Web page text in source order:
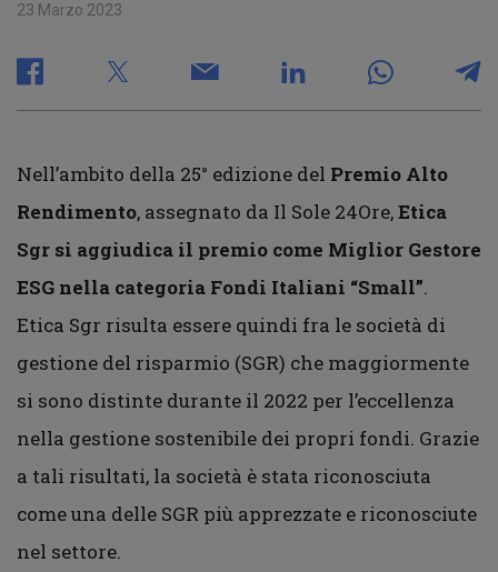
23 Marzo 2023
Nell’ambito della 25° edizione del Premio Alto
Rendimento, assegnato da Il Sole 24Ore,Etica
Sgr si aggiudica il premio come Miglior Gestore
ESG nella categoria Fondi Italiani “Small”.
Etica Sgr risulta essere quindi fra le società di
gestione del risparmio (SGR) che maggiormente
si sono distinte durante il 2022 per l’eccellenza
nella gestione sostenibile dei propri fondi. Grazie
a tali risultati, la società è stata riconosciuta
come una delle SGR più apprezzate e riconosciute
nel settore.